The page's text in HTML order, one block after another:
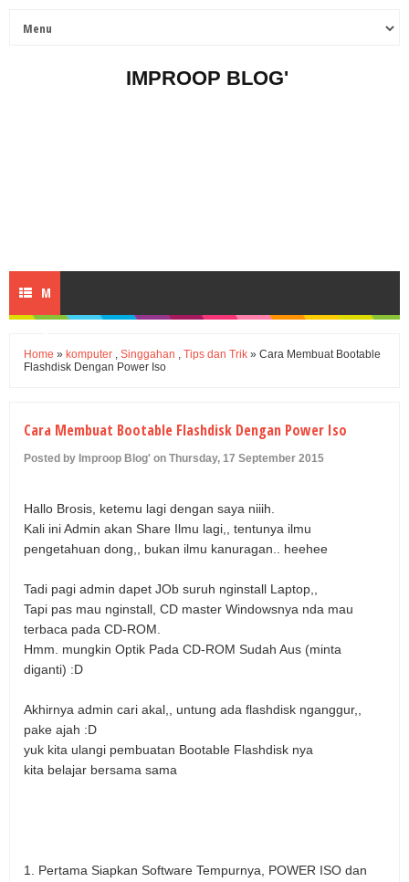
IMPROOP BLOG'
M
U
Home » komputer , Singgahan , Tips dan Trik » Cara Membuat Bootable
Flashdisk Dengan Power Iso
Cara Membuat Bootable Flashdisk Dengan Power Iso
Posted by Improop Blog' on Thursday, 17 September 2015
Hallo Brosis, ketemu lagi dengan saya niiih.
Kali ini Admin akan Share Ilmu lagi,, tentunya ilmu
pengetahuan dong,, bukan ilmu kanuragan.. heehee
Tadi pagi admin dapet JOb suruh nginstall Laptop,,
Tapi pas mau nginstall, CD master Windowsnya nda mau
terbaca pada CD-ROM.
Hmm. mungkin Optik Pada CD-ROM Sudah Aus (minta
diganti) :D
Akhirnya admin cari akal,, untung ada flashdisk nganggur,,
pake ajah :D
yuk kita ulangi pembuatan Bootable Flashdisk nya
kita belajar bersama sama
1. Pertama Siapkan Software Tempurnya, POWER ISO dan